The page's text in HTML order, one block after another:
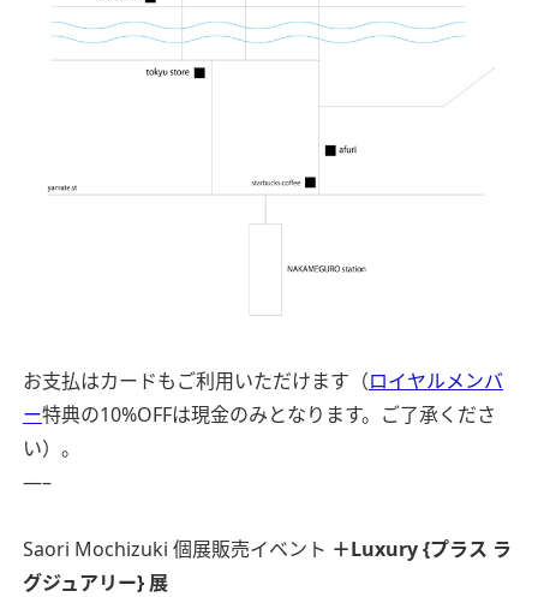
お支払はカードもご利用いただけます（ロイヤルメンバ
ー特典の10%OFFは現金のみとなります。ご了承くださ
い）。
—–
Saori Mochizuki 個展販売イベント ＋Luxury {プラス ラ
グジュアリー} 展